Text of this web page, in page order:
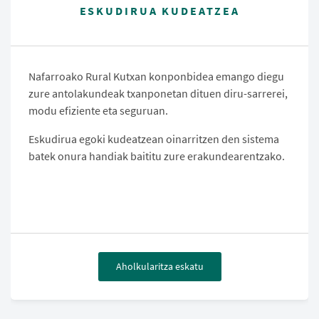
ESKUDIRUA KUDEATZEA
Nafarroako Rural Kutxan konponbidea emango diegu
zure antolakundeak txanponetan dituen diru-sarrerei,
modu efiziente eta seguruan.
Eskudirua egoki kudeatzean oinarritzen den sistema
batek onura handiak baititu zure erakundearentzako.
Aholkularitza eskatu